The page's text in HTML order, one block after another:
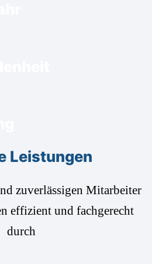
Leistungen
zuverlässigen Mitarbeiter
effizient und fachgerecht
durch